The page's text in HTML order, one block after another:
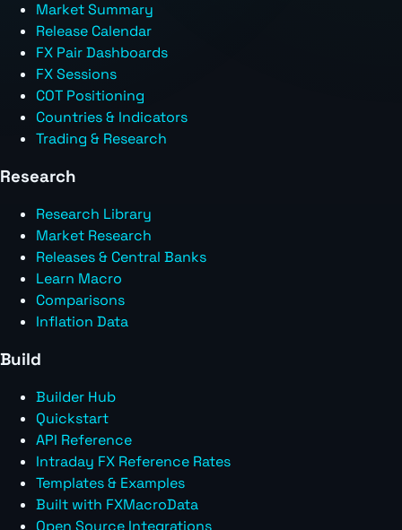
Market Summary
Release Calendar
FX Pair Dashboards
FX Sessions
COT Positioning
Countries & Indicators
Trading & Research
Research
Research Library
Market Research
Releases & Central Banks
Learn Macro
Comparisons
Inflation Data
Build
Builder Hub
Quickstart
API Reference
Intraday FX Reference Rates
Templates & Examples
Built with FXMacroData
Open Source Integrations